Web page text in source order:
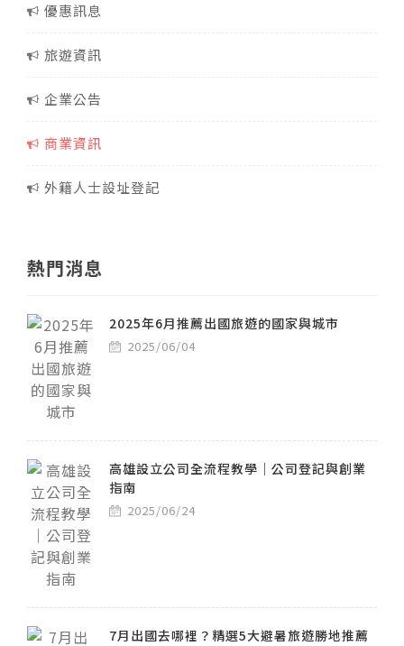
優惠訊息
旅遊資訊
企業公告
商業資訊
外籍人士設址登記
熱門消息
2025年6月推薦出國旅遊的國家與城市
2025/06/04
高雄設立公司全流程教學｜公司登記與創業
指南
2025/06/24
7月出國去哪裡？精選5大避暑旅遊勝地推薦